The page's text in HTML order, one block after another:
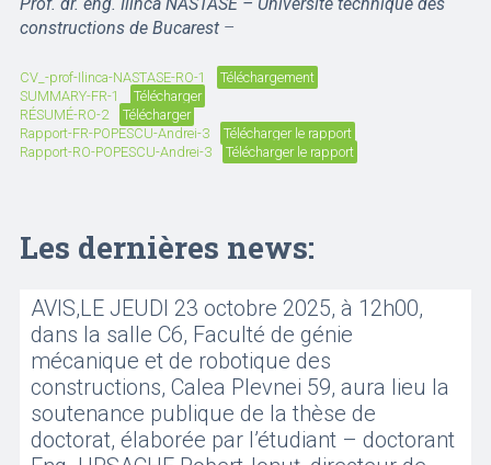
constructions de Bucarest –
CV_-prof-Ilinca-NASTASE-RO-1
Téléchargement
SUMMARY-FR-1
Télécharger
RÉSUMÉ-RO-2
Télécharger
Rapport-FR-POPESCU-Andrei-3
Télécharger le rapport
Rapport-RO-POPESCU-Andrei-3
Télécharger le rapport
Les dernières news:
AVIS,LE JEUDI 23 octobre 2025, à 12h00,
dans la salle C6, Faculté de génie
mécanique et de robotique des
constructions, Calea Plevnei 59, aura lieu la
soutenance publique de la thèse de
doctorat, élaborée par l’étudiant – doctorant